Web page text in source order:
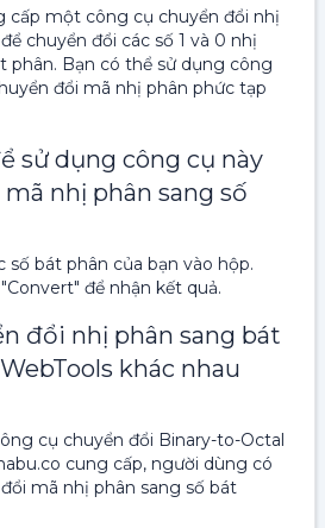
cấp một công cụ chuyển đổi nhị
chuyển đổi các số 1 và 0 nhị
phân. Bạn có thể sử dụng công
đổi mã nhị phân phức tạp
sử dụng công cụ này
nhị phân sang số
số bát phân của bạn vào hộp.
để nhận kết quả.
đổi nhị phân sang bát
khác nhau
cụ chuyển đổi Binary-to-Octal
cung cấp, người dùng có
mã nhị phân sang số bát